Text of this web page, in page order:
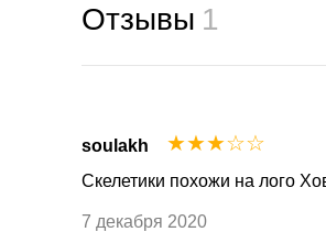
Отзывы 1
soulakh ☆
☆
☆
☆
☆
Скелетики похожи на лого
7 декабря 2020